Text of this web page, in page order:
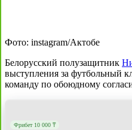
Фото: instagram/Актобе
Белорусский полузащитник
выступления за футбольный
команду по обоюдному
Фрибет 10 000 ₸